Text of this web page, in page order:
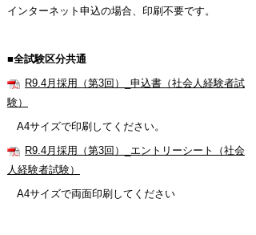
インターネット申込の場合、印刷不要です。
■全試験区分共通
R9.4月採用（第3回）_申込書（社会人経験者試
験）
A4サイズで印刷してください。
R9.4月採用（第3回）_エントリーシート（社会
人経験者試験）
A4サイズで両面印刷してください